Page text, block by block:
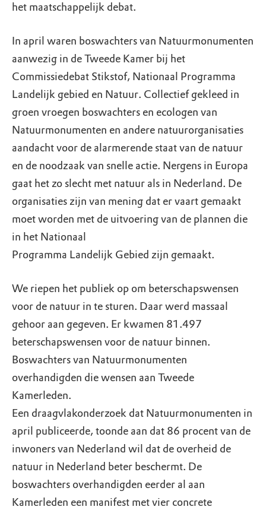
het maatschappelijk debat.
In april waren boswachters van Natuurmonumenten
aanwezig in de Tweede Kamer bij het
Commissiedebat Stikstof, Nationaal Programma
Landelijk gebied en Natuur. Collectief gekleed in
groen vroegen boswachters en ecologen van
Natuurmonumenten en andere natuurorganisaties
aandacht voor de alarmerende staat van de natuur
en de noodzaak van snelle actie. Nergens in Europa
gaat het zo slecht met natuur als in Nederland. De
organisaties zijn van mening dat er vaart gemaakt
moet worden met de uitvoering van de plannen die
in het Nationaal
Programma Landelijk Gebied zijn gemaakt.
We riepen het publiek op om beterschapswensen
voor de natuur in te sturen. Daar werd massaal
gehoor aan gegeven. Er kwamen 81.497
beterschapswensen voor de natuur binnen.
Boswachters van Natuurmonumenten
overhandigden die wensen aan Tweede
Kamerleden.
Een draagvlakonderzoek dat Natuurmonumenten in
april publiceerde, toonde aan dat 86 procent van de
inwoners van Nederland wil dat de overheid de
natuur in Nederland beter beschermt. De
boswachters overhandigden eerder al aan
Kamerleden een manifest met vier concrete